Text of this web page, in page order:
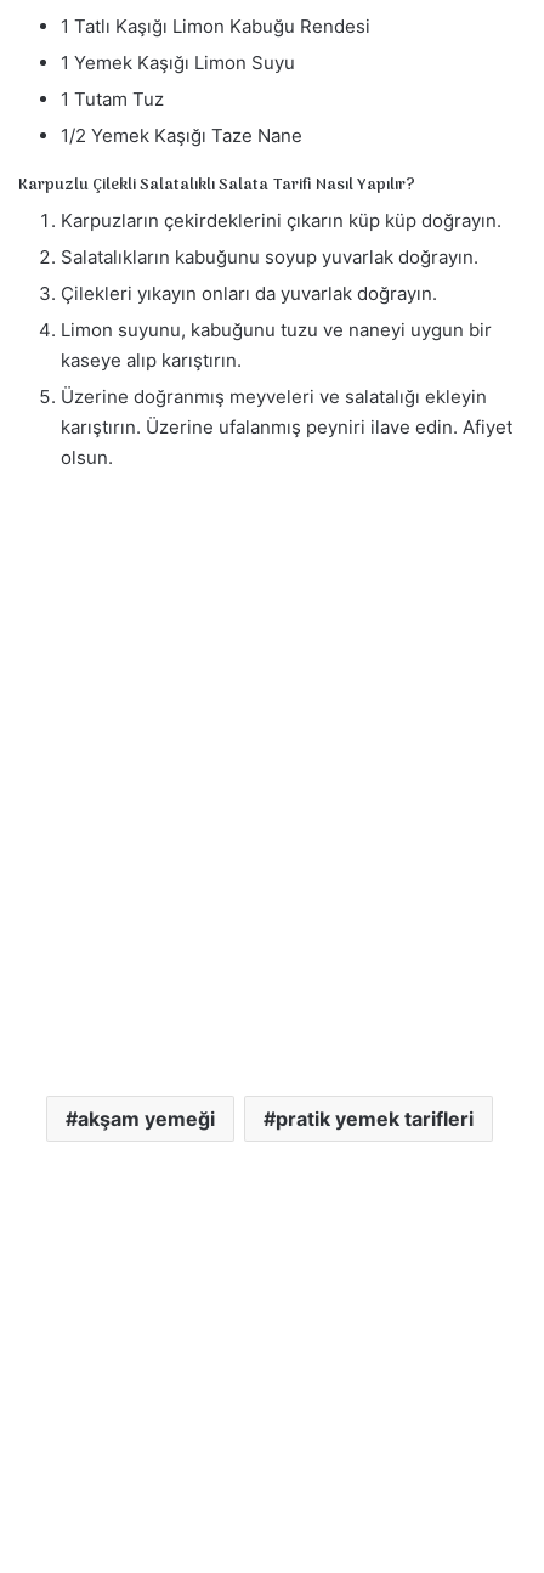
1 Tatlı Kaşığı Limon Kabuğu Rendesi
1 Yemek Kaşığı Limon Suyu
1 Tutam Tuz
1/2 Yemek Kaşığı Taze Nane
Karpuzlu Çilekli Salatalıklı Salata Tarifi Nasıl Yapılır?
Karpuzların çekirdeklerini çıkarın küp küp doğrayın.
Salatalıkların kabuğunu soyup yuvarlak doğrayın.
Çilekleri yıkayın onları da yuvarlak doğrayın.
Limon suyunu, kabuğunu tuzu ve naneyi uygun bir
kaseye alıp karıştırın.
Üzerine doğranmış meyveleri ve salatalığı ekleyin
karıştırın. Üzerine ufalanmış peyniri ilave edin. Afiyet
olsun.
akşam yemeği pratik yemek tarifleri